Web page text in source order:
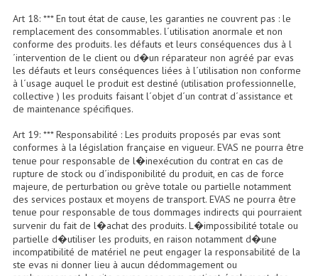
Câbles, Connectiques.
Câblage Electrique
Câble Rallonge DMX512 MIDI
Câbles Module, Cables Audio
Câble Multi-Paires Audio
Câbles Enceintes
Connectiques, Prises Etc...
Adaptateurs Audio
Divers Bricolage
Art 18: *** En tout état de cause, les garanties ne couvrent pas : le
remplacement des consommables. l´utilisation anormale et non
conforme des produits. les défauts et leurs conséquences dus à l
´intervention de le client ou d�un réparateur non agréé par evas
les défauts et leurs conséquences liées à l´utilisation non conforme
à l´usage auquel le produit est destiné (utilisation professionnelle,
collective ) les produits faisant l´objet d´un contrat d´assistance et
de maintenance spécifiques.
Art 19: *** Responsabilité : Les produits proposés par evas sont
conformes à la législation française en vigueur. EVAS ne pourra être
tenue pour responsable de l�inexécution du contrat en cas de
rupture de stock ou d´indisponibilité du produit, en cas de force
majeure, de perturbation ou grève totale ou partielle notamment
des services postaux et moyens de transport. EVAS ne pourra être
tenue pour responsable de tous dommages indirects qui pourraient
survenir du fait de l�achat des produits. L�impossibilité totale ou
partielle d�utiliser les produits, en raison notamment d�une
incompatibilité de matériel ne peut engager la responsabilité de la
ste evas ni donner lieu à aucun dédommagement ou